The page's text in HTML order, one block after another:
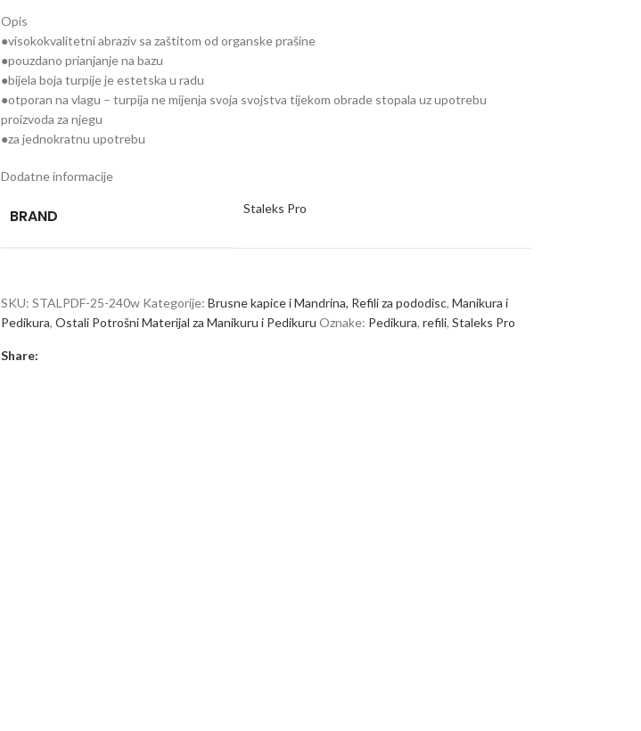
Opis
●visokokvalitetni abraziv sa zaštitom od organske prašine
●pouzdano prianjanje na bazu
●bijela boja turpije je estetska u radu
●otporan na vlagu – turpija ne mijenja svoja svojstva tijekom obrade stopala uz upotrebu
proizvoda za njegu
●za jednokratnu upotrebu
Dodatne informacije
BRAND Staleks Pro
SKU: STALPDF-25-240w Kategorije: Brusne kapice i Mandrina, Refili za pododisc, Manikura i
Pedikura, Ostali Potrošni Materijal za Manikuru i Pedikuru Oznake: Pedikura, refili, Staleks Pro
Share: